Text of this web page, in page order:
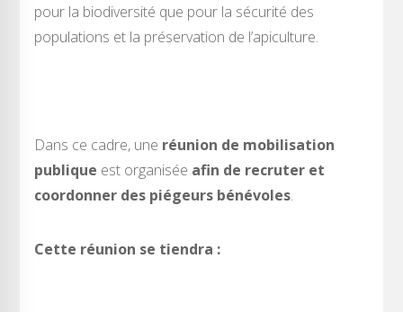
pour la biodiversité que pour la sécurité des
populations et la préservation de l’apiculture.
Dans ce cadre, une réunion de mobilisation
publique est organisée afin de recruter et
coordonner des piégeurs bénévoles.
Cette réunion se tiendra :